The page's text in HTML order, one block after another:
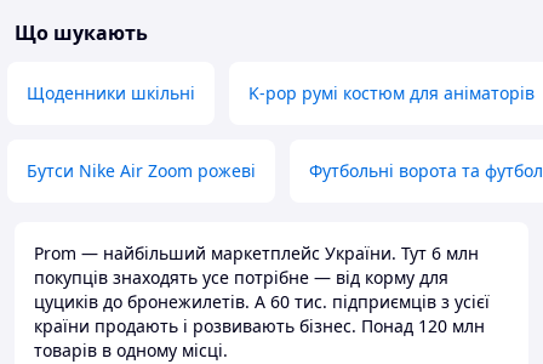
Що шукають
Щоденники шкільні K-pop румі костюм для аніматорів
Бутси Nike Air Zoom рожеві Футбольні ворота та
Prom — найбільший маркетплейс України. Тут 6 млн
покупців знаходять усе потрібне — від корму для
цуциків до бронежилетів. А 60 тис. підприємців з усієї
країни продають і розвивають бізнес. Понад 120 млн
товарів в одному місці.